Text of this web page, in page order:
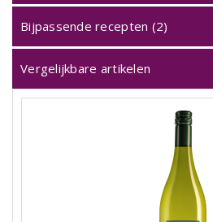
Bijpassende recepten (2)
Vergelijkbare artikelen